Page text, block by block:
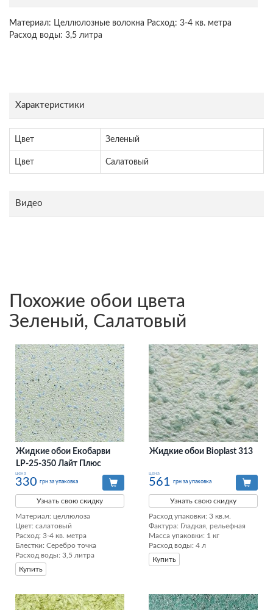
Материал: Целлюлозные волокна Расход: 3-4 кв. метра
Расход воды: 3,5 литра
Характеристики
Цвет Зеленый
Цвет Салатовый
Видео
Похожие обои цвета
Зеленый, Салатовый
Жидкие обои Екобарви
LP-25-350 Лайт Плюс
цена
330 грн за упаковка
Узнать свою скидку
Материал: целлюлоза
Цвет: салатовый
Расход: 3-4 кв. метра
Блестки: Серебро точка
Расход воды: 3,5 литра
Купить
Жидкие обои Bioplast 313
цена
561 грн за упаковка
Узнать свою скидку
Расход упаковки: 3 кв.м.
Фактура: Гладкая, рельефная
Масса упаковки: 1 кг
Расход воды: 4 л
Купить